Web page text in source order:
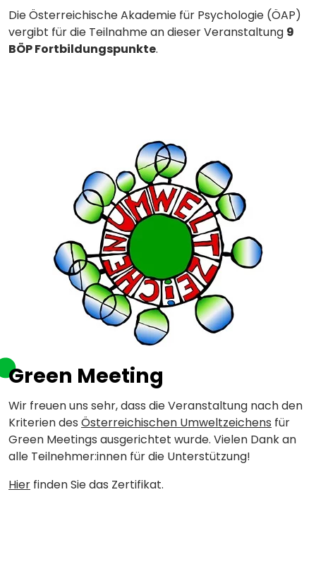
Die Österreichische Akademie für Psychologie (ÖAP)
vergibt für die Teilnahme an dieser Veranstaltung 9
BÖP Fortbildungspunkte.
Green Meeting
Wir freuen uns sehr, dass die Veranstaltung nach den
Kriterien des Österreichischen Umweltzeichens für
Green Meetings ausgerichtet wurde. Vielen Dank an
alle Teilnehmer:innen für die Unterstützung!
Hier finden Sie das Zertifikat.